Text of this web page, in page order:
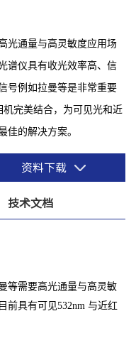
光通量与高灵敏度应用场
谱仪具有收光效率高、信
号例如拉曼等是非常重要
机完美结合，为可见光和近
佳的解决方案。
资料下载
技术文档
等需要高光通量与高灵敏
前具有可见532nm 与近红